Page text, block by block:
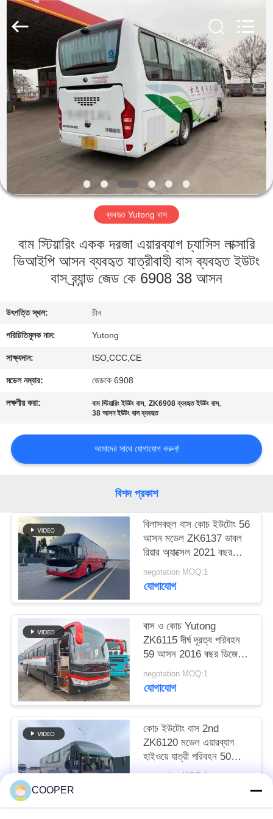
বাড়ি
পণ্য
সম্পর্কে
কারখানা
মান
যোগাযোগ
করুন
উদ্ধৃতির
জন্য
সাইট
গোপনীয়তা
নীতি
ZHENGZHOU
COOPER
INDUSTRY
CO.,
LTD..
ব্যবহৃত Yutong বাস
বাম স্টিয়ারিং একক দরজা এয়ারব্যাগ চ্যাসিস লাক্সারি
ভিআইপি আসন ব্যবহৃত যাত্রীবাহী বাস ব্যবহৃত ইউটং
বাস ব্র্যান্ড জেড কে 6908 38 আসন
উৎপত্তি স্থল: চীন
পরিচিতিমুলক নাম: Yutong
সাক্ষ্যদান: ISO,CCC,CE
মডেল নম্বার: জেডকে 6908
লক্ষণীয় করা: বাম স্টিয়ারিং ইউটং বাস,ZK6908 ব্যবহৃত ইউটং বাস,
38 আসন ইউটং বাস ব্যবহৃত
আমাদের সাথে যোগাযোগ করুন!
বিশদ প্রকাশ
বিলাসবহুল বাস কোচ ইউটোং 56
আসন মডেল ZK6137 ডাবল
রিয়ার অ্যাক্সেল 2021 বছর
এয়ারব্যাগ সাসপেনশন
negotation MOQ:1
যোগাযোগ
বাস ও কোচ Yutong
ZK6115 দীর্ঘ দূরত্ব পরিবহন
59 আসন 2016 বছর ডিজেল
বিন্যাস LHD
negotation MOQ:1
যোগাযোগ
কোচ ইউটোং বাস 2nd
ZK6120 মডেল এয়ারব্যাগ
হাইওয়ে যাত্রী পরিবহন 50
আসন 2021 বছর হজ যানবাহন
negotation MOQ:1
COOPER